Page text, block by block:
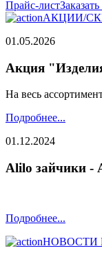
Прайс-лист
АКЦИИ/
01.05.2026
Акция
На весь
Подробнее...
01.12.2024
Alilo зайчики
Подробнее...
НОВОСТИ